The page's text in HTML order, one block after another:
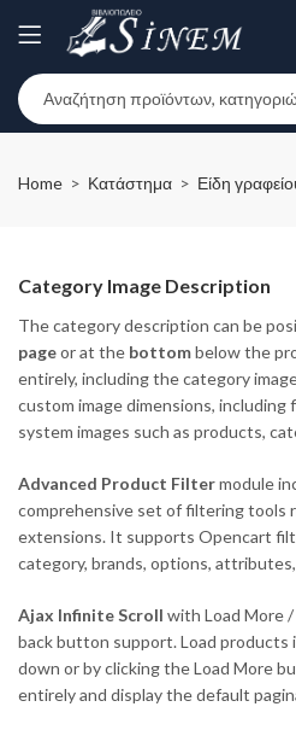
Home Κατάστημα Είδη
Category Image Description
The category description can be
pageor at the bottombelow the
entirely, including the category
custom image dimensions,
system images such as products,
Advanced Product Filtermodule
comprehensive set of filtering tools
extensions. It supports Opencart
category, brands, options,
Ajax Infinite Scroll with Load More
back button support. Load products
down or by clicking the Load More
entirely and display the default